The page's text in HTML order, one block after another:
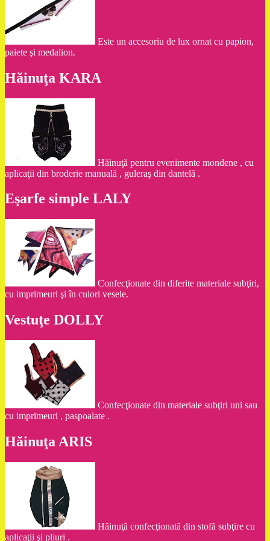
Este un accesoriu de lux ornat cu papion,
paiete şi medalion.
Hăinuţa KARA
Hăinuţă pentru evenimente mondene , cu
aplicaţii din broderie manuală , guleraş din dantelă .
Eşarfe simple LALY
Confecţionate din diferite materiale subţiri,
cu imprimeuri şi în culori vesele.
Vestuţe DOLLY
Confecţionate din materiale subţiri uni sau
cu imprimeuri , paspoalate .
Hăinuţa ARIS
Hăinuţă confecţionată din stofă subţire cu
aplicaţii şi pliuri .